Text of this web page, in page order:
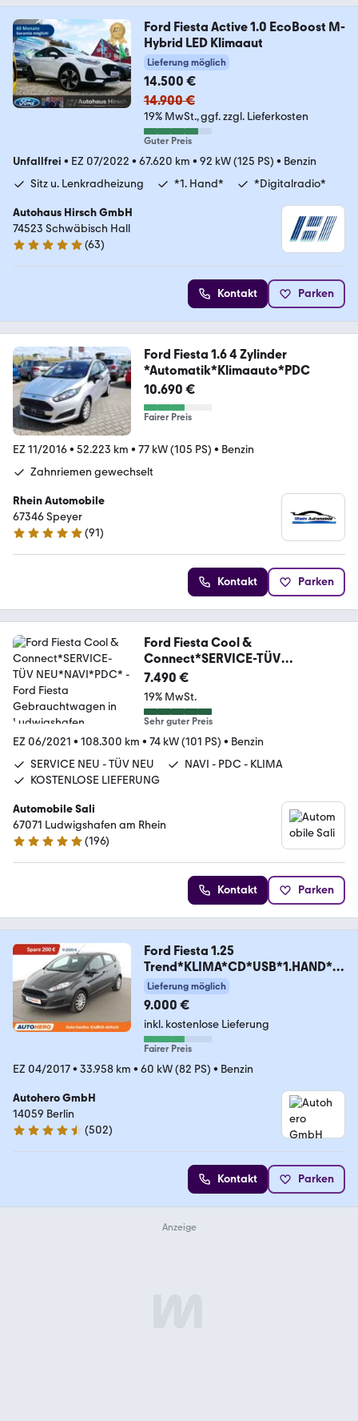
Ford Fiesta Active 1.0 EcoBoost M-
Hybrid LED Klimaaut
Lieferung möglich
14.500 €
14.900 €
19% MwSt. ggf. zzgl. Lieferkosten
Guter Preis
Unfallfrei • EZ 07/2022 • 67.620 km • 92 kW (125 PS) • Benzin
Sitz u. Lenkradheizung
*1. Hand* *Digitalradio*
Autohaus Hirsch GmbH
74523 Schwäbisch Hall
4.9 Sterne
(63)
Kontakt Parken
Ford Fiesta 1.6 4 Zylinder
*Automatik*Klimaauto*PDC
10.690 €
Fairer Preis
EZ 11/2016• 52.223 km • 77 kW (105 PS) • Benzin
Zahnriemen gewechselt
Rhein Automobile
67346 Speyer
5 Sterne
(91)
Kontakt Parken
Ford Fiesta Cool &
Connect*SERVICE-TÜV
NEU*NAVI*PDC*
7.490 €
19% MwSt.
Sehr guter Preis
EZ 06/2021 • 108.300 km • 74 kW (101 PS) • Benzin
SERVICE NEU - TÜV NEU
NAVI - PDC - KLIMA
KOSTENLOSE LIEFERUNG
Automobile Sali
67071 Ludwigshafen am Rhein
5 Sterne
(196)
Kontakt Parken
Ford Fiesta 1.25
Trend*KLIMA*CD*USB*1.HAND*G
ARANTIE*
Lieferung möglich
9.000 €
inkl. kostenlose Lieferung
Fairer Preis
EZ 04/2017• 33.958 km • 60 kW (82 PS) • Benzin
Autohero GmbH
14059 Berlin
4.5 Sterne
(502)
Kontakt Parken